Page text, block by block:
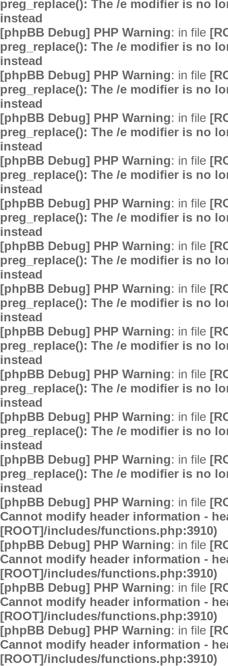
preg_replace(): The /e modifier is no
instead
[phpBB Debug] PHP Warning: in file
preg_replace(): The /e modifier is no
instead
[phpBB Debug] PHP Warning: in file
preg_replace(): The /e modifier is no
instead
[phpBB Debug] PHP Warning: in file
preg_replace(): The /e modifier is no
instead
[phpBB Debug] PHP Warning: in file
preg_replace(): The /e modifier is no
instead
[phpBB Debug] PHP Warning: in file
preg_replace(): The /e modifier is no
instead
[phpBB Debug] PHP Warning: in file
preg_replace(): The /e modifier is no
instead
[phpBB Debug] PHP Warning: in file
preg_replace(): The /e modifier is no
instead
[phpBB Debug] PHP Warning: in file
preg_replace(): The /e modifier is no
instead
[phpBB Debug] PHP Warning: in file
preg_replace(): The /e modifier is no
instead
[phpBB Debug] PHP Warning: in file
preg_replace(): The /e modifier is no
instead
[phpBB Debug] PHP Warning: in file
preg_replace(): The /e modifier is no
instead
[phpBB Debug] PHP Warning: in file
Cannot modify header information -
[ROOT]/includes/functions.php:3910)
[phpBB Debug] PHP Warning: in file
Cannot modify header information -
[ROOT]/includes/functions.php:3910)
[phpBB Debug] PHP Warning: in file
Cannot modify header information -
[ROOT]/includes/functions.php:3910)
[phpBB Debug] PHP Warning: in file
Cannot modify header information -
[ROOT]/includes/functions.php:3910)